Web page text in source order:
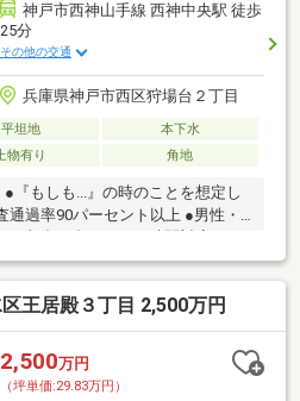
神戸市西神山手線 西神中央駅 徒歩
25分
その他の交通
兵庫県神戸市西区狩場台２丁目
平坦地
本下水
物有り 角地
『もしも...』の時のことを想定し
過率90パーセント以上 ●男性・
王居殿３丁目 2,500万円
2,500万円
（坪単価:29.83万円）